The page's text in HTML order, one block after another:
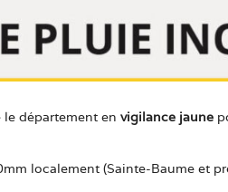
département en vigilance jaune
localement (Sainte-Baume et